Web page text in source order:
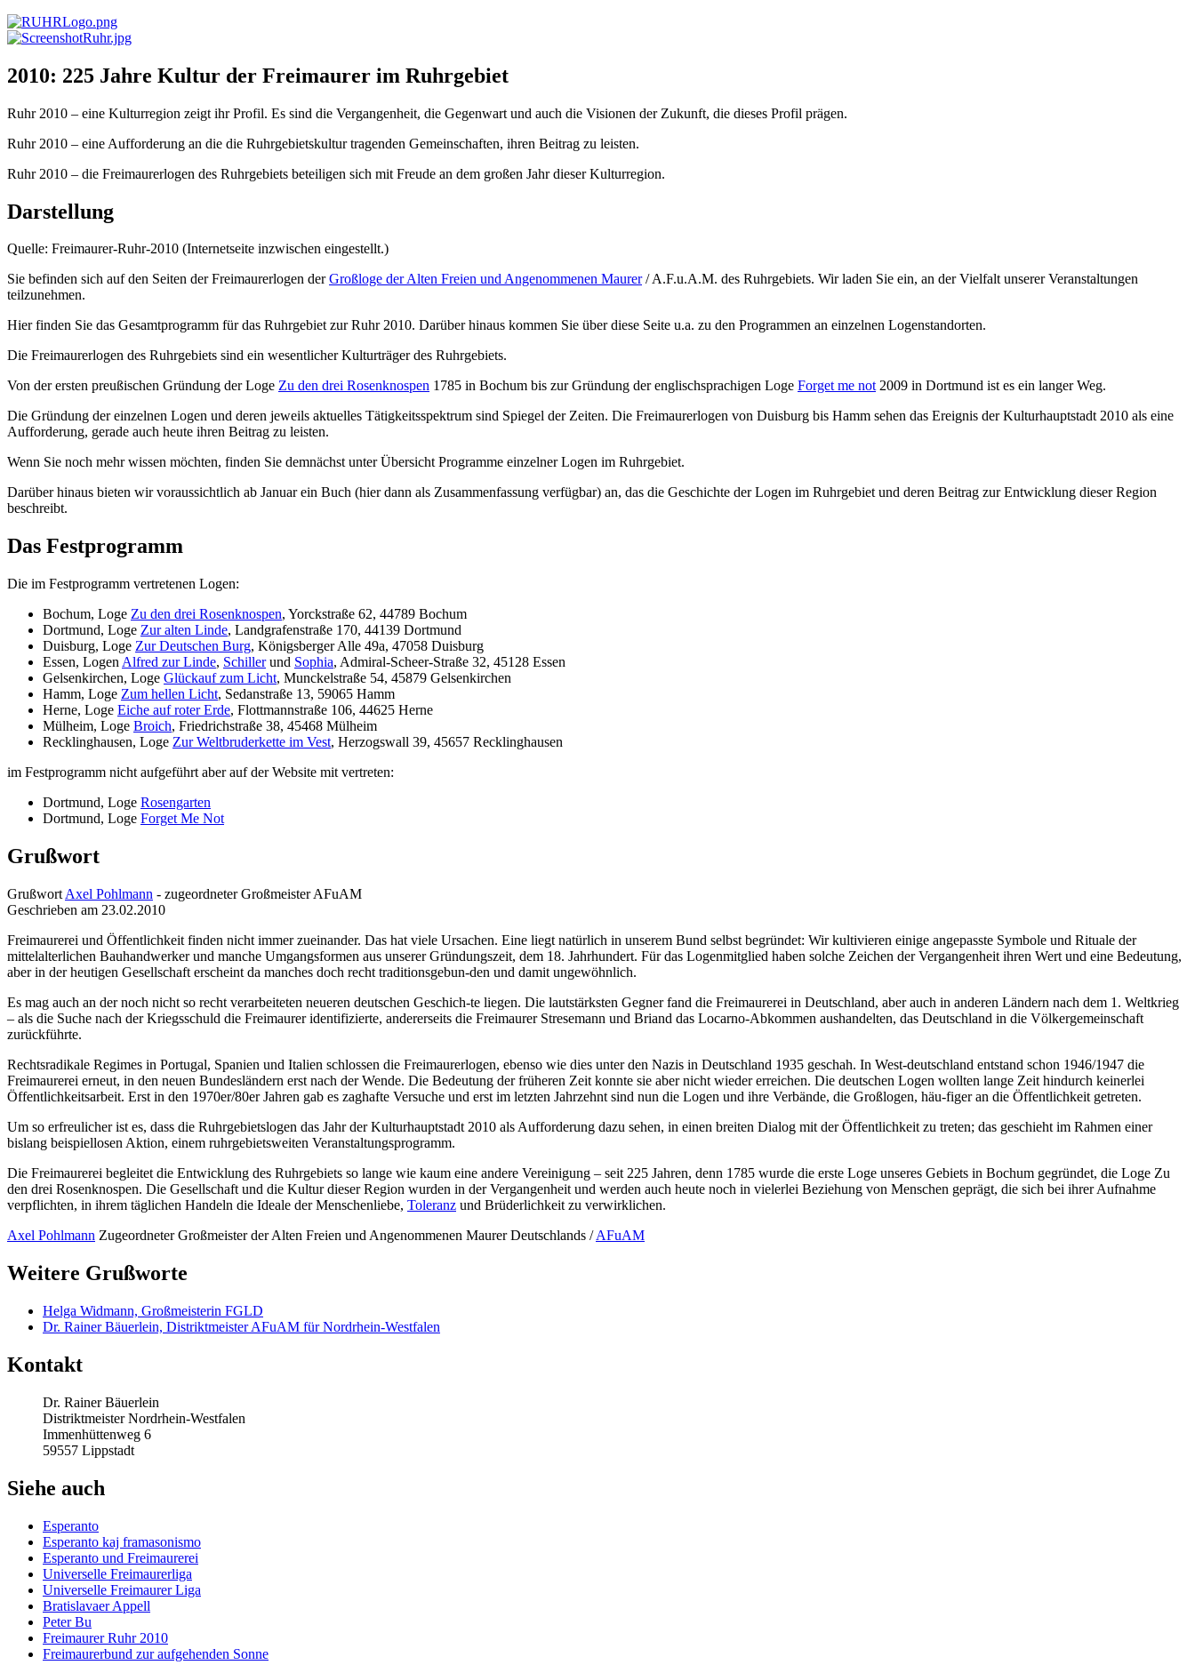
2010: 225 Jahre Kultur der Freimaurer im Ruhrgebiet
Ruhr 2010 – eine Kulturregion zeigt ihr Profil. Es sind die Vergangenheit, die Gegenwart und auch die Visionen der Zukunft, die dieses Profil prägen.
Ruhr 2010 – eine Aufforderung an die die Ruhrgebietskultur tragenden Gemeinschaften, ihren Beitrag zu leisten.
Ruhr 2010 – die Freimaurerlogen des Ruhrgebiets beteiligen sich mit Freude an dem großen Jahr dieser Kulturregion.
Darstellung
Quelle: Freimaurer-Ruhr-2010 (Internetseite inzwischen eingestellt.)
Sie befinden sich auf den Seiten der Freimaurerlogen derGroßloge der Alten Freien und Angenommenen Maurer/ A.F.u.A.M. des Ruhrgebiets. Wir laden Sie ein, an der Vielfalt unserer Veranstaltungen
teilzunehmen.
Hier finden Sie das Gesamtprogramm für das Ruhrgebiet zur Ruhr 2010. Darüber hinaus kommen Sie über diese Seite u.a. zu den Programmen an einzelnen Logenstandorten.
Die Freimaurerlogen des Ruhrgebiets sind ein wesentlicher Kulturträger des Ruhrgebiets.
Von der ersten preußischen Gründung der Loge Zu den drei Rosenknospen 1785 in Bochum bis zur Gründung der englischsprachigen Loge Forget me not2009 in Dortmund ist es ein langer Weg.
Die Gründung der einzelnen Logen und deren jeweils aktuelles Tätigkeitsspektrum sind Spiegel der Zeiten. Die Freimaurerlogen von Duisburg bis Hamm sehen das Ereignis der Kulturhauptstadt 2010 als eine
Aufforderung, gerade auch heute ihren Beitrag zu leisten.
Wenn Sie noch mehr wissen möchten, finden Sie demnächst unter Übersicht Programme einzelner Logen im Ruhrgebiet.
Darüber hinaus bieten wir voraussichtlich ab Januar ein Buch (hier dann als Zusammenfassung verfügbar) an, das die Geschichte der Logen im Ruhrgebiet und deren Beitrag zur Entwicklung dieser Region
beschreibt.
Das Festprogramm
Die im Festprogramm vertretenen Logen:
Bochum, Loge Zu den drei Rosenknospen, Yorckstraße 62, 44789 Bochum
Dortmund, Loge Zur alten Linde, Landgrafenstraße 170, 44139 Dortmund
Duisburg, Loge Zur Deutschen Burg, Königsberger Alle 49a, 47058 Duisburg
Essen, Logen Alfred zur Linde, Schillerund Sophia, Admiral-Scheer-Straße 32, 45128 Essen
Gelsenkirchen, Loge Glückauf zum Licht, Munckelstraße 54, 45879 Gelsenkirchen
Hamm, Loge Zum hellen Licht, Sedanstraße 13, 59065 Hamm
Herne, Loge Eiche auf roter Erde, Flottmannstraße 106, 44625 Herne
Mülheim, Loge Broich, Friedrichstraße 38, 45468 Mülheim
Recklinghausen, Loge Zur Weltbruderkette im Vest, Herzogswall 39, 45657 Recklinghausen
im Festprogramm nicht aufgeführt aber auf der Website mit vertreten:
Dortmund, Loge Rosengarten
Dortmund, Loge Forget Me Not
Grußwort
Grußwort Axel Pohlmann - zugeordneter Großmeister AFuAM
Geschrieben am 23.02.2010
Freimaurerei und Öffentlichkeit finden nicht immer zueinander. Das hat viele Ursachen. Eine liegt natürlich in unserem Bund selbst begründet: Wir kultivieren einige angepasste Symbole und Rituale der
mittelalterlichen Bauhandwerker und manche Umgangsformen aus unserer Gründungszeit, dem 18. Jahrhundert. Für das Logenmitglied haben solche Zeichen der Vergangenheit ihren Wert und eine Bedeutung,
aber in der heutigen Gesellschaft erscheint da manches doch recht traditionsgebun-den und damit ungewöhnlich.
Es mag auch an der noch nicht so recht verarbeiteten neueren deutschen Geschich-te liegen. Die lautstärksten Gegner fand die Freimaurerei in Deutschland, aber auch in anderen Ländern nach dem 1. Weltkrieg
– als die Suche nach der Kriegsschuld die Freimaurer identifizierte, andererseits die Freimaurer Stresemann und Briand das Locarno-Abkommen aushandelten, das Deutschland in die Völkergemeinschaft
zurückführte.
Rechtsradikale Regimes in Portugal, Spanien und Italien schlossen die Freimaurerlogen, ebenso wie dies unter den Nazis in Deutschland 1935 geschah. In West-deutschland entstand schon 1946/1947 die
Freimaurerei erneut, in den neuen Bundesländern erst nach der Wende. Die Bedeutung der früheren Zeit konnte sie aber nicht wieder erreichen. Die deutschen Logen wollten lange Zeit hindurch keinerlei
Öffentlichkeitsarbeit. Erst in den 1970er/80er Jahren gab es zaghafte Versuche und erst im letzten Jahrzehnt sind nun die Logen und ihre Verbände, die Großlogen, häu-figer an die Öffentlichkeit getreten.
Um so erfreulicher ist es, dass die Ruhrgebietslogen das Jahr der Kulturhauptstadt 2010 als Aufforderung dazu sehen, in einen breiten Dialog mit der Öffentlichkeit zu treten; das geschieht im Rahmen einer
bislang beispiellosen Aktion, einem ruhrgebietsweiten Veranstaltungsprogramm.
Die Freimaurerei begleitet die Entwicklung des Ruhrgebiets so lange wie kaum eine andere Vereinigung – seit 225 Jahren, denn 1785 wurde die erste Loge unseres Gebiets in Bochum gegründet, die Loge Zu
den drei Rosenknospen. Die Gesellschaft und die Kultur dieser Region wurden in der Vergangenheit und werden auch heute noch in vielerlei Beziehung von Menschen geprägt, die sich bei ihrer Aufnahme
verpflichten, in ihrem täglichen Handeln die Ideale der Menschenliebe, Toleranz und Brüderlichkeit zu verwirklichen.
Axel Pohlmann Zugeordneter Großmeister der Alten Freien und Angenommenen Maurer Deutschlands /AFuAM
Weitere Grußworte
Helga Widmann, Großmeisterin FGLD
Dr. Rainer Bäuerlein, Distriktmeister AFuAM für Nordrhein-Westfalen
Kontakt
Dr. Rainer Bäuerlein
Distriktmeister Nordrhein-Westfalen
Immenhüttenweg 6
59557 Lippstadt
Siehe auch
Esperanto
Esperanto kaj framasonismo
Esperanto und Freimaurerei
Universelle Freimaurerliga
Universelle Freimaurer Liga
Bratislavaer Appell
Peter Bu
Freimaurer Ruhr 2010
Freimaurerbund zur aufgehenden Sonne